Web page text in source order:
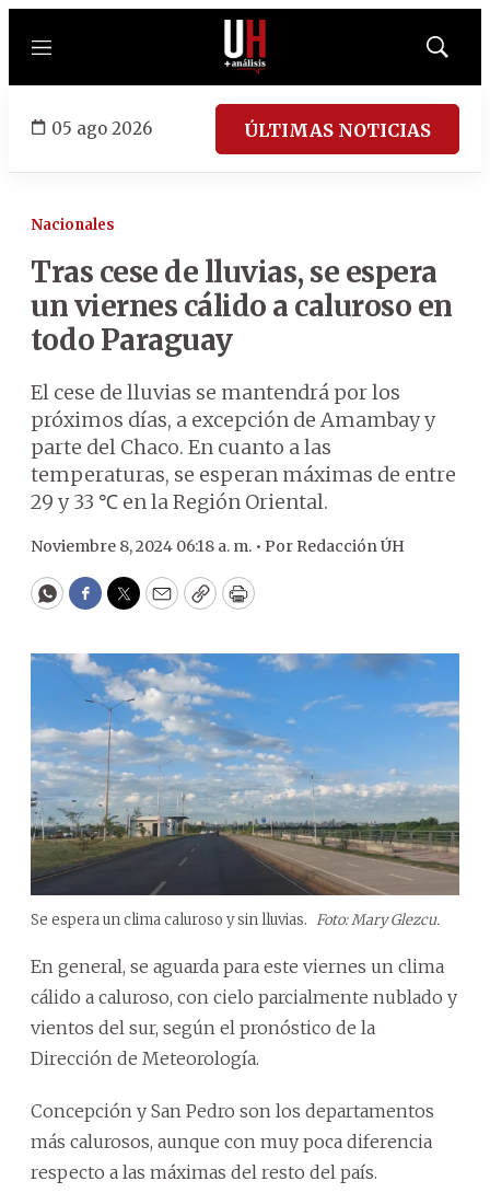
Menú
Mostrar
05 ago 2026 ÚLTIMAS NOTICIAS
Nacionales
Tras cese de lluvias, se espera
un viernes cálido a caluroso en
todo Paraguay
El cese de lluvias se mantendrá por los
próximos días, a excepción de Amambay y
parte del Chaco. En cuanto a las
temperaturas, se esperan máximas de entre
29 y 33 ℃ en la Región Oriental.
Noviembre 8, 2024 06:18 a. m. • Por Redacción ÚH
WhatsApp
Facebook
Twitter
EmailCopyPrint
Se espera un clima caluroso y sin lluvias. Foto: Mary Glezcu.
En general, se aguarda para este viernes un clima
cálido a caluroso, con cielo parcialmente nublado y
vientos del sur, según el pronóstico de la
Dirección de Meteorología.
Concepción y San Pedro son los departamentos
más calurosos, aunque con muy poca diferencia
respecto a las máximas del resto del país.